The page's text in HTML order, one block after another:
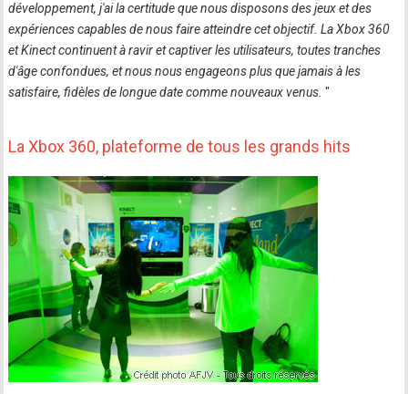
développement, j'ai la certitude que nous disposons des jeux et des
expériences capables de nous faire atteindre cet objectif. La Xbox 360
et Kinect continuent à ravir et captiver les utilisateurs, toutes tranches
d'âge confondues, et nous nous engageons plus que jamais à les
satisfaire, fidèles de longue date comme nouveaux venus."
La Xbox 360, plateforme de tous les grands hits